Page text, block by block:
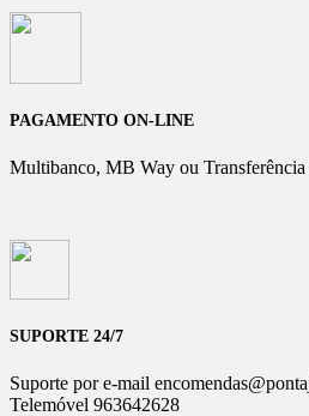
PAGAMENTO ON-LINE
Multibanco, MB Way ou Transferência
SUPORTE 24/7
Suporte por e-mail
Telemóvel 963642628